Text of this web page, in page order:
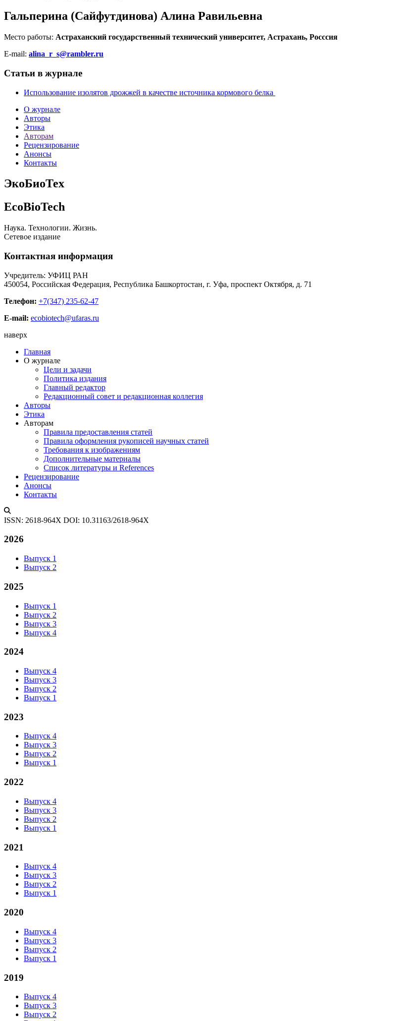
Гальперина (Сайфутдинова) Алина Равильевна
Место работы: Астраханский государственный технический университет, Астрахань, Росссия
E-mail: alina_r_s@rambler.ru
Статьи в журнале
Использование изолятов дрожжей в качестве источника кормового белка
О журнале
Авторы
Этика
Авторам
Рецензирование
Анонсы
Контакты
ЭкоБиоТех
EcoBioTech
Наука. Технологии. Жизнь.
Сетевое издание
Контактная информация
Учредитель: УФИЦ РАН
450054, Российская Федерация, Республика Башкортостан, г. Уфа, проспект Октября, д. 71
Телефон: +7(347) 235-62-47
E-mail: ecobiotech@ufaras.ru
наверх
Главная
О журнале
Цели и задачи
Политика издания
Главный редактор
Редакционный совет и редакционная коллегия
Авторы
Этика
Авторам
Правила предоставления статей
Правила оформления рукописей научных статей
Требования к изображениям
Дополнительные материалы
Список литературы и References
Рецензирование
Анонсы
Контакты
ISSN: 2618-964X DOI: 10.31163/2618-964X
2026
Выпуск 1
Выпуск 2
2025
Выпуск 1
Выпуск 2
Выпуск 3
Выпуск 4
2024
Выпуск 4
Выпуск 3
Выпуск 2
Выпуск 1
2023
Выпуск 4
Выпуск 3
Выпуск 2
Выпуск 1
2022
Выпуск 4
Выпуск 3
Выпуск 2
Выпуск 1
2021
Выпуск 4
Выпуск 3
Выпуск 2
Выпуск 1
2020
Выпуск 4
Выпуск 3
Выпуск 2
Выпуск 1
2019
Выпуск 4
Выпуск 3
Выпуск 2